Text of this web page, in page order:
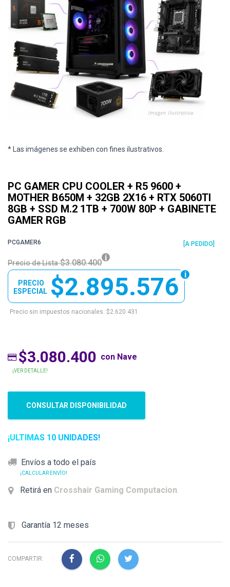
* Las imágenes se exhiben con fines ilustrativos.
PC GAMER CPU COOLER + R5 9600 +
MOTHER B650M + 32GB 2X16 + RTX 5060TI
8GB + SSD M.2 1TB + 700W 80P + GABINETE
GAMER RGB
PCGAMER6 [A PEDIDO]
Precio de Lista $3.080.400
$2.895.576
PRECIO
ESPECIAL
Precio sin impuestos nacionales: $2.620.431
$3.080.400 con Nave
¡VER DETALLE!
CONSULTAR DISPONIBILIDAD
¡ULTIMAS 10 UNIDADES!
Envíos a todo el país
¡CALCULAR ENVÍO!
Retirá en Crosshair Gaming Computacion.
Garantía 12 meses
COMPARTIR: